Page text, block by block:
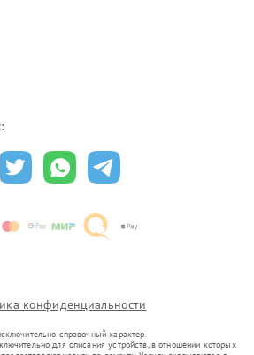
конфиденциальности
справочный характер.
для описания устройств, в отношении которых